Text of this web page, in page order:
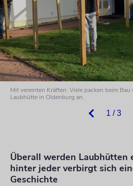
1 / 3
Mit vereinten Kräften: Viele packen beim Bau
Laubhütte in Oldenburg an.
Überall werden Laubhütten
hinter jeder verbirgt sich
Geschichte